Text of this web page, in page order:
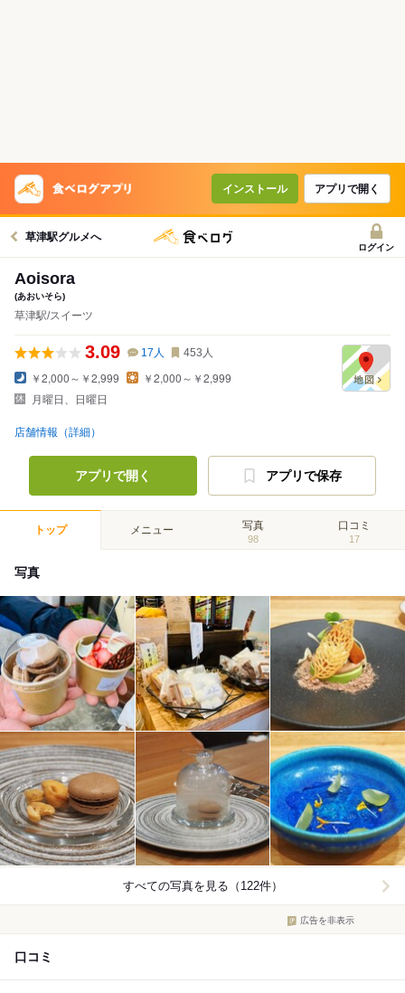
インストール アプリで開く
草津駅グルメへ
ログイン
Aoisora
(あおいそら)
草津駅/スイーツ
3.09 17 人 453 人
￥2,000～￥2,999
￥2,000～￥2,999
月曜日、日曜日
店舗情報（詳細）
アプリで開く アプリで保存
トップ メニュー 写真
98
口コミ
17
写真
すべての写真を見る（122件）
広告を非表示
口コミ